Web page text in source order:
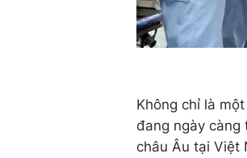
Không chỉ là
đang ngày
châu Âu tại Việt